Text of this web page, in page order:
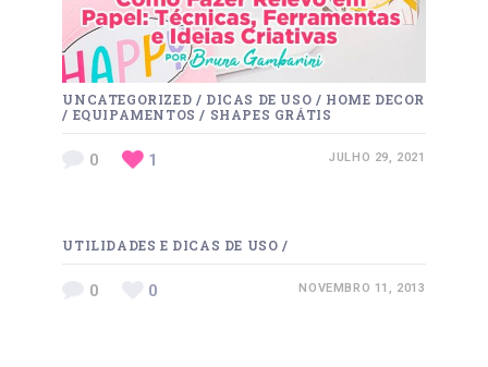
UNCATEGORIZED / DICAS DE USO / HOME DECOR
/ EQUIPAMENTOS / SHAPES GRÁTIS
0 1 JULHO 29, 2021
UTILIDADES E DICAS DE USO /
0 0 NOVEMBRO 11, 2013